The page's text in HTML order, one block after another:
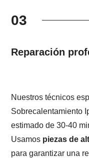
03
Reparación
Nuestros técnicos
Sobrecalentamiento
estimado de 30-40
Usamos piezas de
para garantizar una